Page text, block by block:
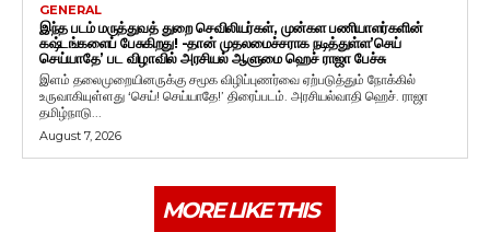
GENERAL
இந்த படம் மருத்துவத் துறை செவிலியர்கள், முன்கள பணியாளர்களின்
கஷ்டங்களைப் பேசுகிறது! -தான் முதலமைச்சராக நடித்துள்ள’செய்
செய்யாதே’ பட விழாவில் அரசியல் ஆளுமை ஹெச் ராஜா பேச்சு
இளம் தலைமுறையினருக்கு சமூக விழிப்புணர்வை ஏற்படுத்தும் நோக்கில்
உருவாகியுள்ளது ‘செய்! செய்யாதே!’ திரைப்படம். அரசியல்வாதி ஹெச். ராஜா
தமிழ்நாடு...
August 7, 2026
MORE LIKE THIS